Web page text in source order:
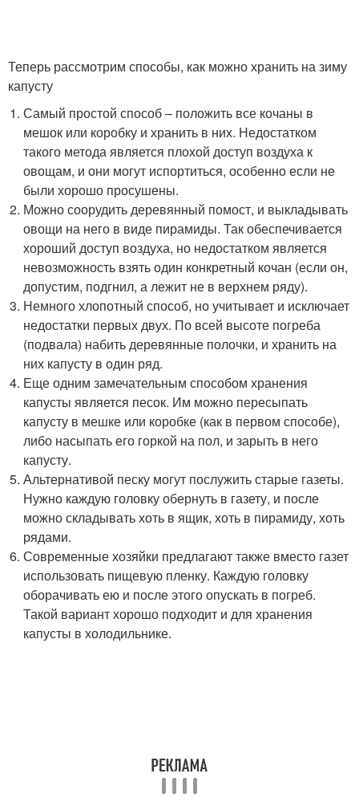
Теперь рассмотрим способы, как можно хранить на зиму
капусту
Самый простой способ – положить все кочаны в
мешок или коробку и хранить в них. Недостатком
такого метода является плохой доступ воздуха к
овощам, и они могут испортиться, особенно если не
были хорошо просушены.
Можно соорудить деревянный помост, и выкладывать
овощи на него в виде пирамиды. Так обеспечивается
хороший доступ воздуха, но недостатком является
невозможность взять один конкретный кочан (если он,
допустим, подгнил, а лежит не в верхнем ряду).
Немного хлопотный способ, но учитывает и исключает
недостатки первых двух. По всей высоте погреба
(подвала) набить деревянные полочки, и хранить на
них капусту в один ряд.
Еще одним замечательным способом хранения
капусты является песок. Им можно пересыпать
капусту в мешке или коробке (как в первом способе),
либо насыпать его горкой на пол, и зарыть в него
капусту.
Альтернативой песку могут послужить старые газеты.
Нужно каждую головку обернуть в газету, и после
можно складывать хоть в ящик, хоть в пирамиду, хоть
рядами.
Современные хозяйки предлагают также вместо газет
использовать пищевую пленку. Каждую головку
оборачивать ею и после этого опускать в погреб.
Такой вариант хорошо подходит и для хранения
капусты в холодильнике.